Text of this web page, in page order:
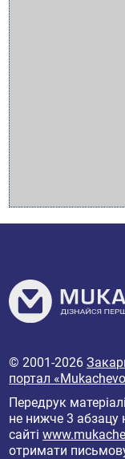
© 2001-2026
портал
Передрук
не нижче 3 абзацу
сайті
отримати